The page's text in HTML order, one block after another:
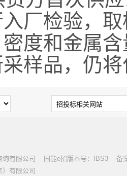
厂检验，
密度和金属
样品，仍
询有限公司 国能e招版本号：IBS3 备
有限公司